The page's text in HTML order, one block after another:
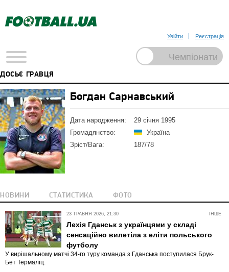
Увійти Реєстрація
ДОСЬЄ ГРАВЦЯ
Богдан Сарнавський
Дата народження:
29 січня 1995
Громадянство:
Україна
Зріст/Вага:
187/78
НОВИНИ СТАТИСТИКА ФОТО
ІНШЕ
23 ТРАВНЯ 2026, 21:30
Лехія Гданськ з українцями у складі
сенсаційно вилетіла з еліти польського
футболу
У вирішальному матчі 34-го туру команда з Гданська поступилася Брук-
Бет Термаліц.